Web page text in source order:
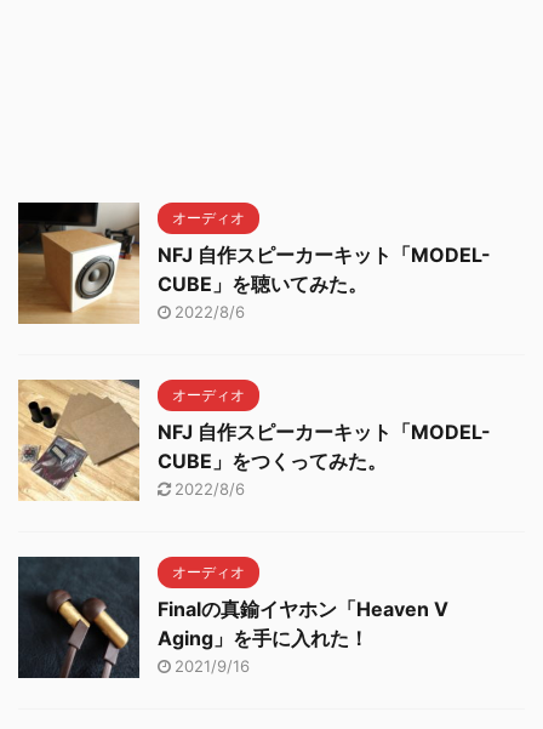
オーディオ
NFJ 自作スピーカーキット「MODEL-
CUBE」を聴いてみた。
2022/8/6
オーディオ
NFJ 自作スピーカーキット「MODEL-
CUBE」をつくってみた。
2022/8/6
オーディオ
Finalの真鍮イヤホン「Heaven V
Aging」を手に入れた！
2021/9/16